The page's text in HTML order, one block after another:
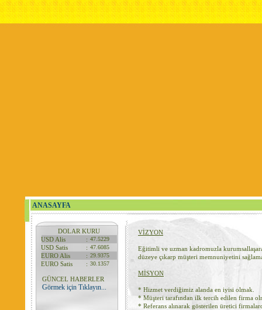
ANASAYFA
DOLAR KURU
USD Alis
: 47.5229
USD Satis : 47.6085
EURO Alis : 29.9375
EURO Satis : 30.1357
GÜNCEL HABERLER
Görmek için Tıklayın...
VİZYON
Eğitimli ve uzman kadromuzla
düzeye çıkarp müşteri memnuniyetini
MİSYON
* Hizmet verdiğimiz alanda en iyisi olmak.
* Müşteri tarafından ilk tercih edilen firma
* Referans alınarak gösterilen üretici